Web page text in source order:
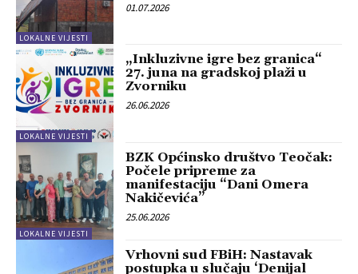
LOKALNE VIJESTI
01.07.2026
LOKALNE VIJESTI
„Inkluzivne igre bez granica“
27. juna na gradskoj plaži u
Zvorniku
26.06.2026
LOKALNE VIJESTI
BZK Općinsko društvo Teočak:
Počele pripreme za
manifestaciju “Dani Omera
Nakičevića”
25.06.2026
Vrhovni sud FBiH: Nastavak
postupka u slučaju ‘Denijal